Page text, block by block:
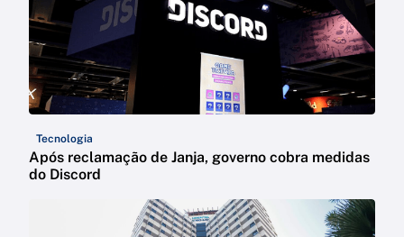
Tecnologia
Após reclamação de Janja, governo cobra medidas
do Discord